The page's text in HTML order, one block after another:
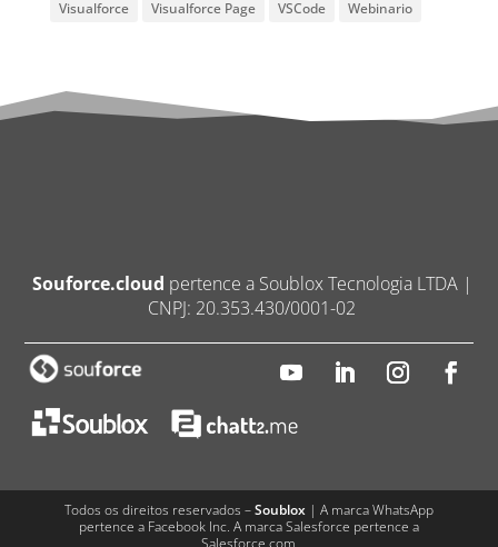
Visualforce
Visualforce Page VSCode Webinario
Souforce.cloud pertence a Soublox Tecnologia LTDA |
CNPJ: 20.353.430/0001-02
Todos os direitos reservados –Soublox| A marca WhatsApp
pertence a Facebook Inc. A marca Salesforce pertence a
Salesforce.com